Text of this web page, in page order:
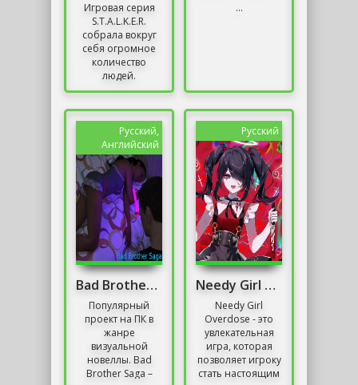
Игровая серия
S.T.A.L.K.E.R.
собрала вокруг
себя огромное
количество
людей.
Украинские
создать проект со
славянским
духом...
...
Русский,
Английский
Bad Brother Saga
Популярный
проект на ПК в
жанре
визуальной
новеллы. Bad
Brother Saga –
Русский
Needy Girl Overdose
Needy Girl
Overdose - это
увлекательная
игра, которая
позволяет игроку
стать настоящим